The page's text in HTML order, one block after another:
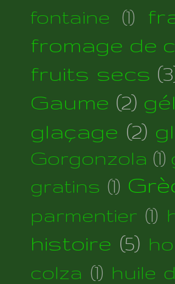
fontaine (1)
fromage de
fruits secs
Gaume (2)
glaçage (2)
Gorgonzola (1)
gratins (1)
parmentier (1)
histoire (5)
colza (1) huile